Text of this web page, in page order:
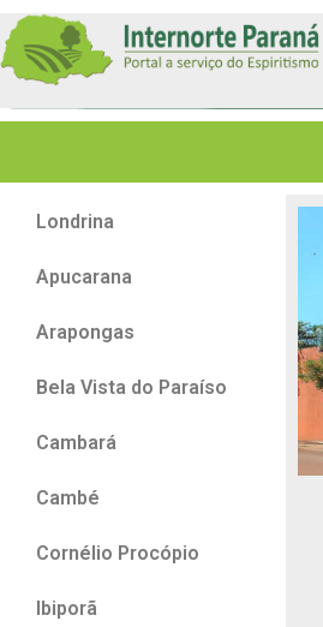
Londrina
Apucarana
Arapongas
Bela Vista do Paraíso
Cambará
Cambé
Cornélio Procópio
Ibiporã